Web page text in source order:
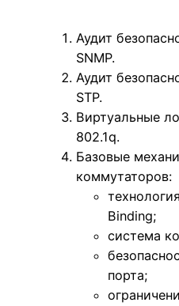
Аудит
SNMP.
Аудит
STP.
Виртуальные
802.1q.
Базовые
коммутаторов:
Binding;
система
порта;